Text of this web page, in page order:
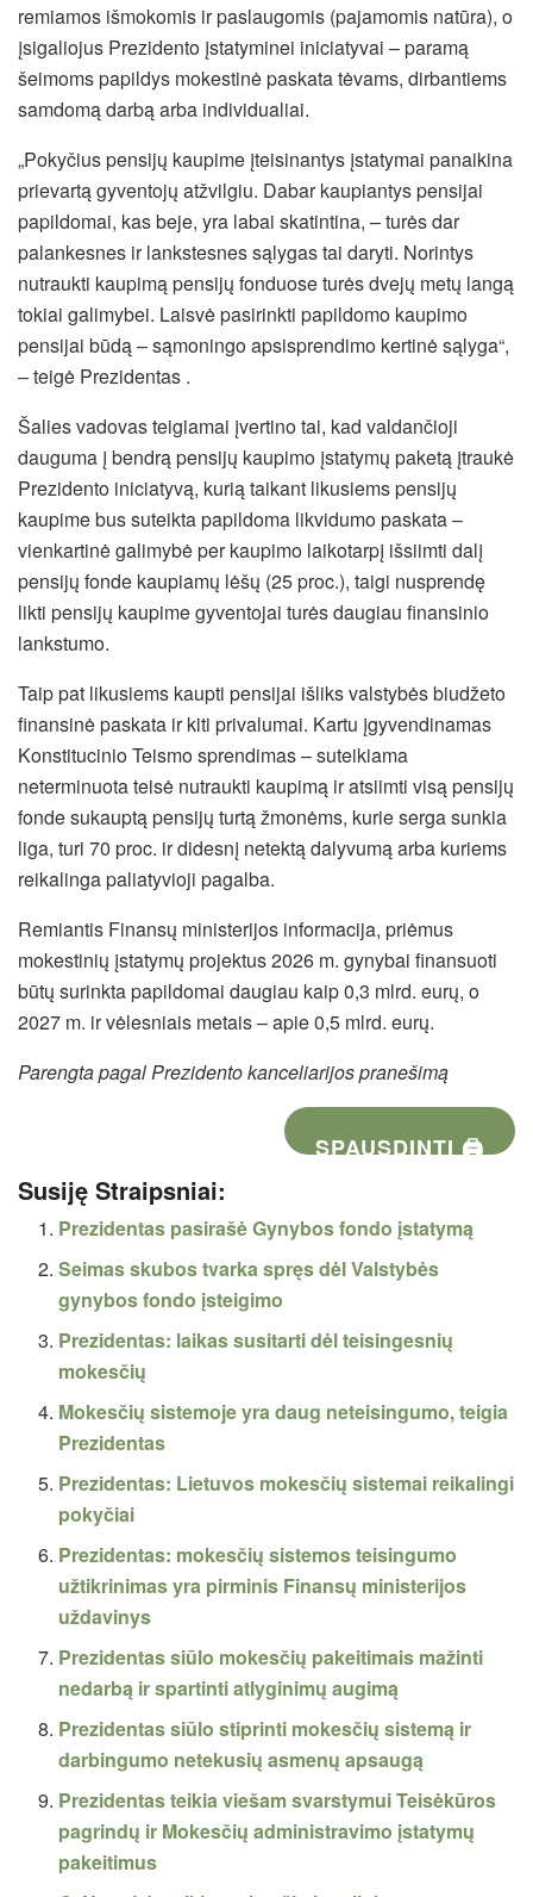
remiamos išmokomis ir paslaugomis (pajamomis natūra), o
įsigaliojus Prezidento įstatyminei iniciatyvai – paramą
šeimoms papildys mokestinė paskata tėvams, dirbantiems
samdomą darbą arba individualiai.
„Pokyčius pensijų kaupime įteisinantys įstatymai panaikina
prievartą gyventojų atžvilgiu. Dabar kaupiantys pensijai
papildomai, kas beje, yra labai skatintina, – turės dar
palankesnes ir lankstesnes sąlygas tai daryti. Norintys
nutraukti kaupimą pensijų fonduose turės dvejų metų langą
tokiai galimybei. Laisvė pasirinkti papildomo kaupimo
pensijai būdą – sąmoningo apsisprendimo kertinė sąlyga“,
– teigė Prezidentas .
Šalies vadovas teigiamai įvertino tai, kad valdančioji
dauguma į bendrą pensijų kaupimo įstatymų paketą įtraukė
Prezidento iniciatyvą, kurią taikant likusiems pensijų
kaupime bus suteikta papildoma likvidumo paskata –
vienkartinė galimybė per kaupimo laikotarpį išsiimti dalį
pensijų fonde kaupiamų lėšų (25 proc.), taigi nusprendę
likti pensijų kaupime gyventojai turės daugiau finansinio
lankstumo.
Taip pat likusiems kaupti pensijai išliks valstybės biudžeto
finansinė paskata ir kiti privalumai. Kartu įgyvendinamas
Konstitucinio Teismo sprendimas – suteikiama
neterminuota teisė nutraukti kaupimą ir atsiimti visą pensijų
fonde sukauptą pensijų turtą žmonėms, kurie serga sunkia
liga, turi 70 proc. ir didesnį netektą dalyvumą arba kuriems
reikalinga paliatyvioji pagalba.
Remiantis Finansų ministerijos informacija, priėmus
mokestinių įstatymų projektus 2026 m. gynybai finansuoti
būtų surinkta papildomai daugiau kaip 0,3 mlrd. eurų, o
2027 m. ir vėlesniais metais – apie 0,5 mlrd. eurų.
Parengta pagal Prezidento kanceliarijos pranešimą
SPAUSDINTI 🖨
Susiję Straipsniai:
Prezidentas pasirašė Gynybos fondo įstatymą
Seimas skubos tvarka spręs dėl Valstybės
gynybos fondo įsteigimo
Prezidentas: laikas susitarti dėl teisingesnių
mokesčių
Mokesčių sistemoje yra daug neteisingumo, teigia
Prezidentas
Prezidentas: Lietuvos mokesčių sistemai reikalingi
pokyčiai
Prezidentas: mokesčių sistemos teisingumo
užtikrinimas yra pirminis Finansų ministerijos
uždavinys
Prezidentas siūlo mokesčių pakeitimais mažinti
nedarbą ir spartinti atlyginimų augimą
Prezidentas siūlo stiprinti mokesčių sistemą ir
darbingumo netekusių asmenų apsaugą
Prezidentas teikia viešam svarstymui Teisėkūros
pagrindų ir Mokesčių administravimo įstatymų
pakeitimus